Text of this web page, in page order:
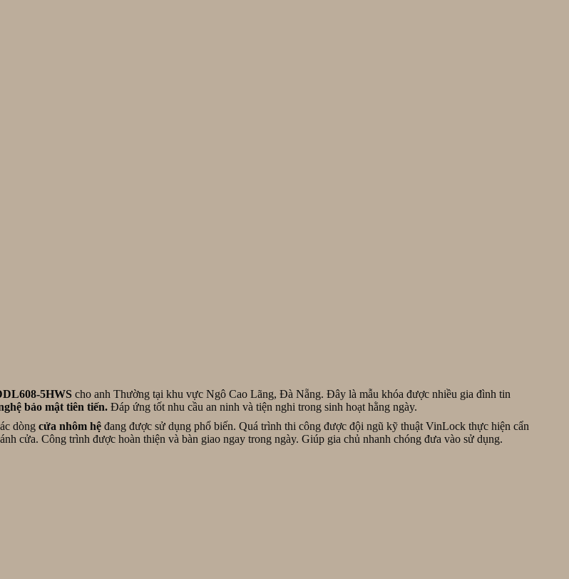
5HWS cho anh Thường tại khu vực Ngô Cao Lãng, Đà Nẵng. Đây là mẫu khóa được nhiều gia đình tin
bảo mật tiên tiến. Đáp ứng tốt nhu cầu an ninh và tiện nghi trong sinh hoạt hằng ngày.
dòng cửa nhôm hệ đang được sử dụng phổ biến. Quá trình thi công được đội ngũ kỹ thuật VinLock thực hiện cẩn
cửa. Công trình được hoàn thiện và bàn giao ngay trong ngày. Giúp gia chủ nhanh chóng đưa vào sử dụng.